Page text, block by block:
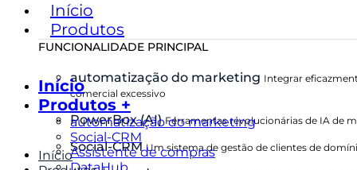
Início
Produtos
FUNCIONALIDADE PRINCIPAL
automatização do marketing Integrar
comercial excessivo
PowerBox (AI) Ferramentas revolucionárias de IA de
Social-CRM Um sistema de gestão de clientes de
Início
Produtos +
automatização do marketing
Social-CRM
Assistente de compras
Início